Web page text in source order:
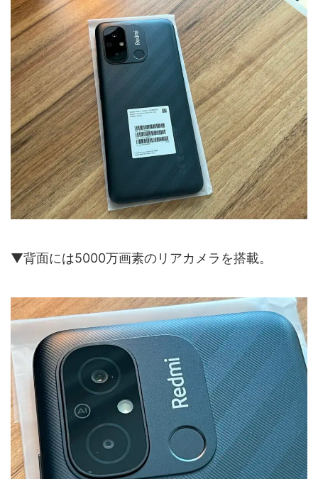
▼背面には5000万画素のリアカメラを搭載。